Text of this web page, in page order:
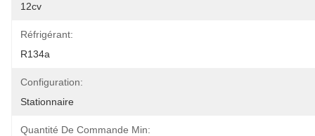
12cv
Réfrigérant:
R134a
Configuration:
Stationnaire
Quantité De Commande Min: